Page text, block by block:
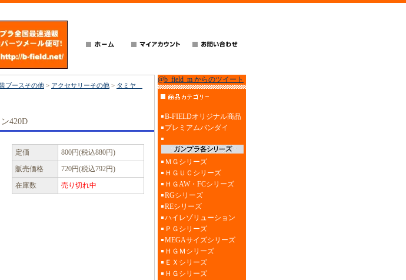
ブースその他 > アクセサリーその他 > タミヤ
420D
定価
800円(税込880円)
販売価格
720円(税込792円)
在庫数
売り切れ中
@b_field_m からのツイート
B-FIELDオリジナル商品
プレミアムバンダイ
ＭＧシリーズ
ＨＧＵＣシリーズ
ＨＧAW・FCシリーズ
RGシリーズ
REシリーズ
ハイレゾリューション
ＰＧシリーズ
MEGAサイズシリーズ
ＨＧＭシリーズ
ＥＸシリーズ
ＨＧシリーズ